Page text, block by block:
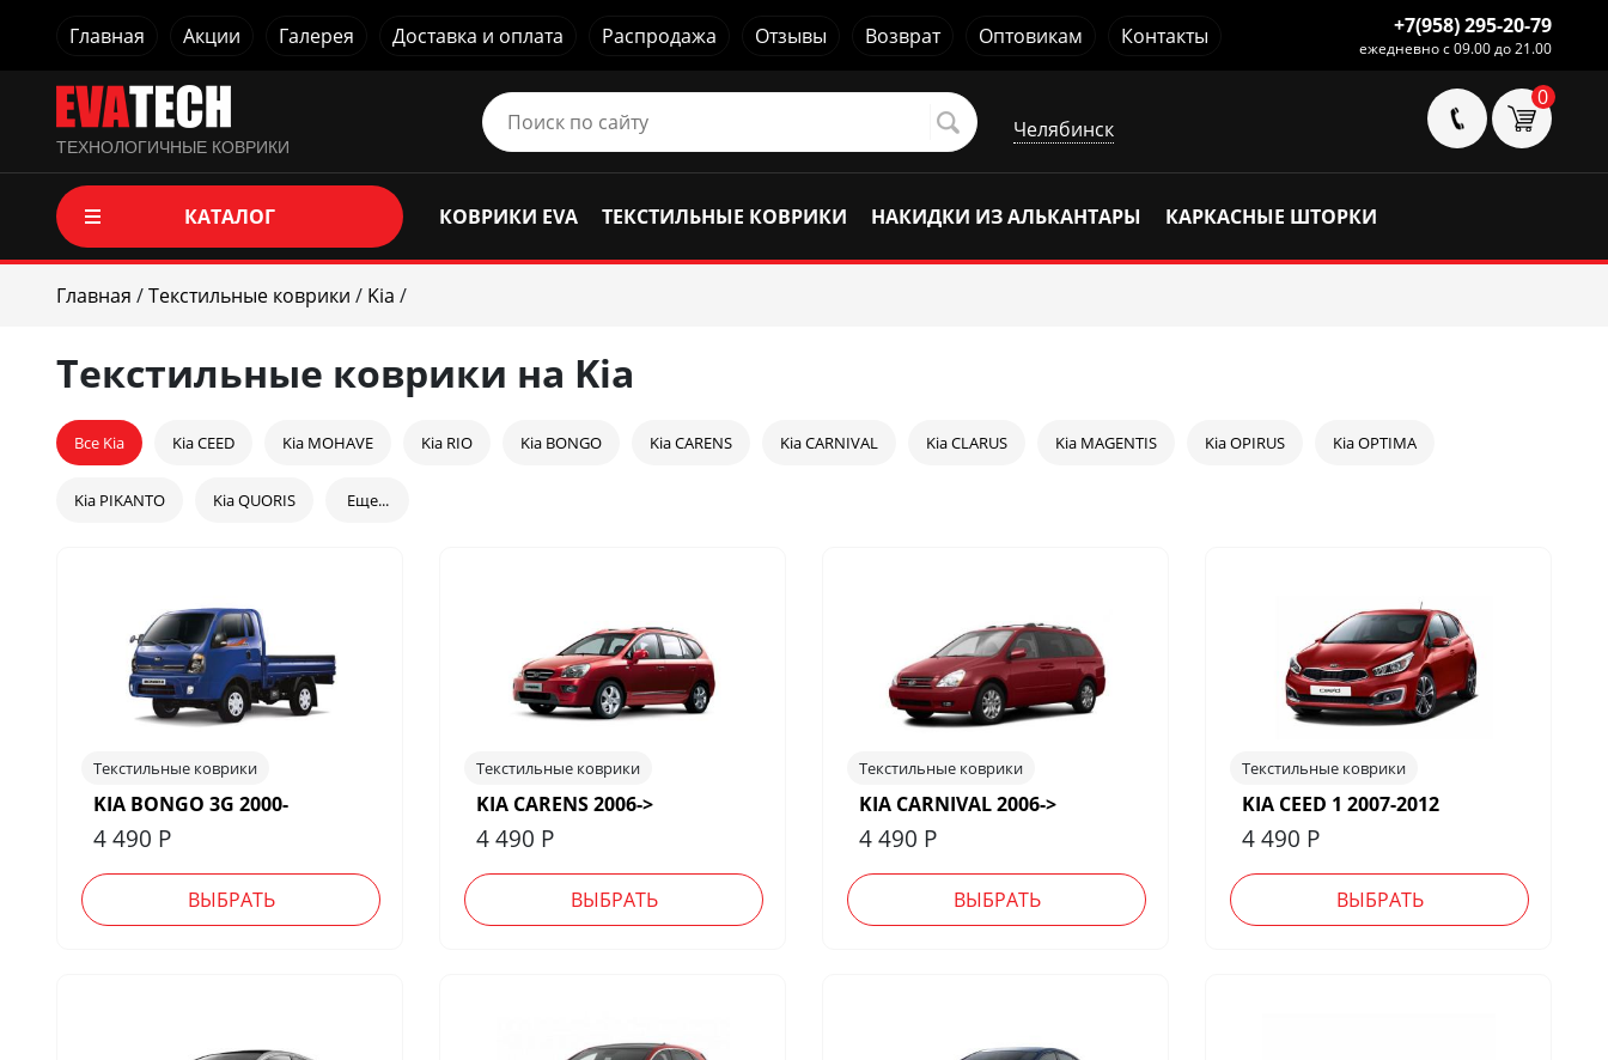
Главная Акции Галерея Доставка и оплата Распродажа Отзывы Возврат Оптовикам Контакты +7(958) 295-20-79
ежедневно с 09.00 до 21.00
ТЕХНОЛОГИЧНЫЕ КОВРИКИ
Челябинск
0
КАТАЛОГ КОВРИКИ EVA ТЕКСТИЛЬНЫЕ КОВРИКИ НАКИДКИ ИЗ АЛЬКАНТАРЫ КАРКАСНЫЕ ШТОРКИ
Главная /Текстильные коврики / Kia /
Текстильные коврики на Kia
Все Kia Kia CEED Kia MOHAVE Kia RIO Kia BONGO Kia CARENS Kia CARNIVAL Kia CLARUS Kia MAGENTIS Kia OPIRUS Kia OPTIMA
Kia PIKANTO Kia QUORIS Еще...
Текстильные коврики
KIA BONGO 3G 2000-
4 490 Р
ВЫБРАТЬ
Текстильные коврики
KIA CARENS 2006->
4 490 Р
ВЫБРАТЬ
Текстильные коврики
KIA CARNIVAL 2006->
4 490 Р
ВЫБРАТЬ
Текстильные коврики
KIA CEED 1 2007-2012
4 490 Р
ВЫБРАТЬ